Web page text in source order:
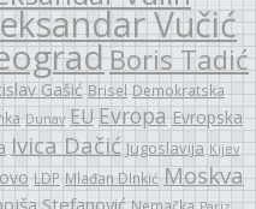
Vučić
Boris Tadić
Gašić Brisel Demokratska
Dunav EU Evropa Evropska
Ivica Dačić Jugoslavija Kijev
LDP Mlađan DInkić Moskva